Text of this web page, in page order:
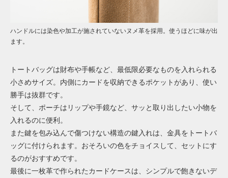
ハンドルには染色や加工が施されていないヌメ革を採用。使うほどに味が出
ます。
トートバッグは財布や手帳など、最低限必要なものを入れられる
小さめサイズ。内側にカードを収納できるポケットがあり、使い
勝手は抜群です。
そして、ポーチはリップや手鏡など、サッと取り出したい小物を
入れるのに便利。
また鍵を包み込んで傷つけない構造の鍵入れは、金具をトートバ
ッグに付けられます。おそろいの色をチョイスして、セットにす
るのがおすすめです。
最後に一枚革で作られたカードケースは、シンプルで飽きないデ